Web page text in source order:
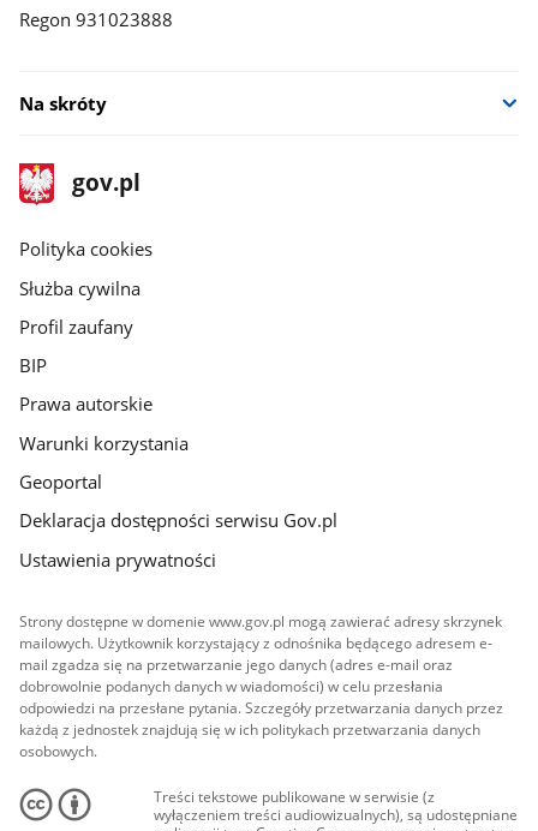
Regon 931023888
Na skróty
stopka
gov.pl
Strona
gov.pl
gov.pl
Polityka cookies
Służba cywilna
Profil zaufany
BIP
Prawa autorskie
Warunki korzystania
Geoportal
Deklaracja dostępności serwisu Gov.pl
Ustawienia prywatności
Strony dostępne w domenie www.gov.pl mogą zawierać adresy skrzynek
mailowych. Użytkownik korzystający z odnośnika będącego adresem e-
mail zgadza się na przetwarzanie jego danych (adres e-mail oraz
dobrowolnie podanych danych w wiadomości) w celu przesłania
odpowiedzi na przesłane pytania. Szczegóły przetwarzania danych przez
każdą z jednostek znajdują się w ich politykach przetwarzania danych
osobowych.
Treści tekstowe publikowane w serwisie (z
wyłączeniem treści audiowizualnych), są udostępniane